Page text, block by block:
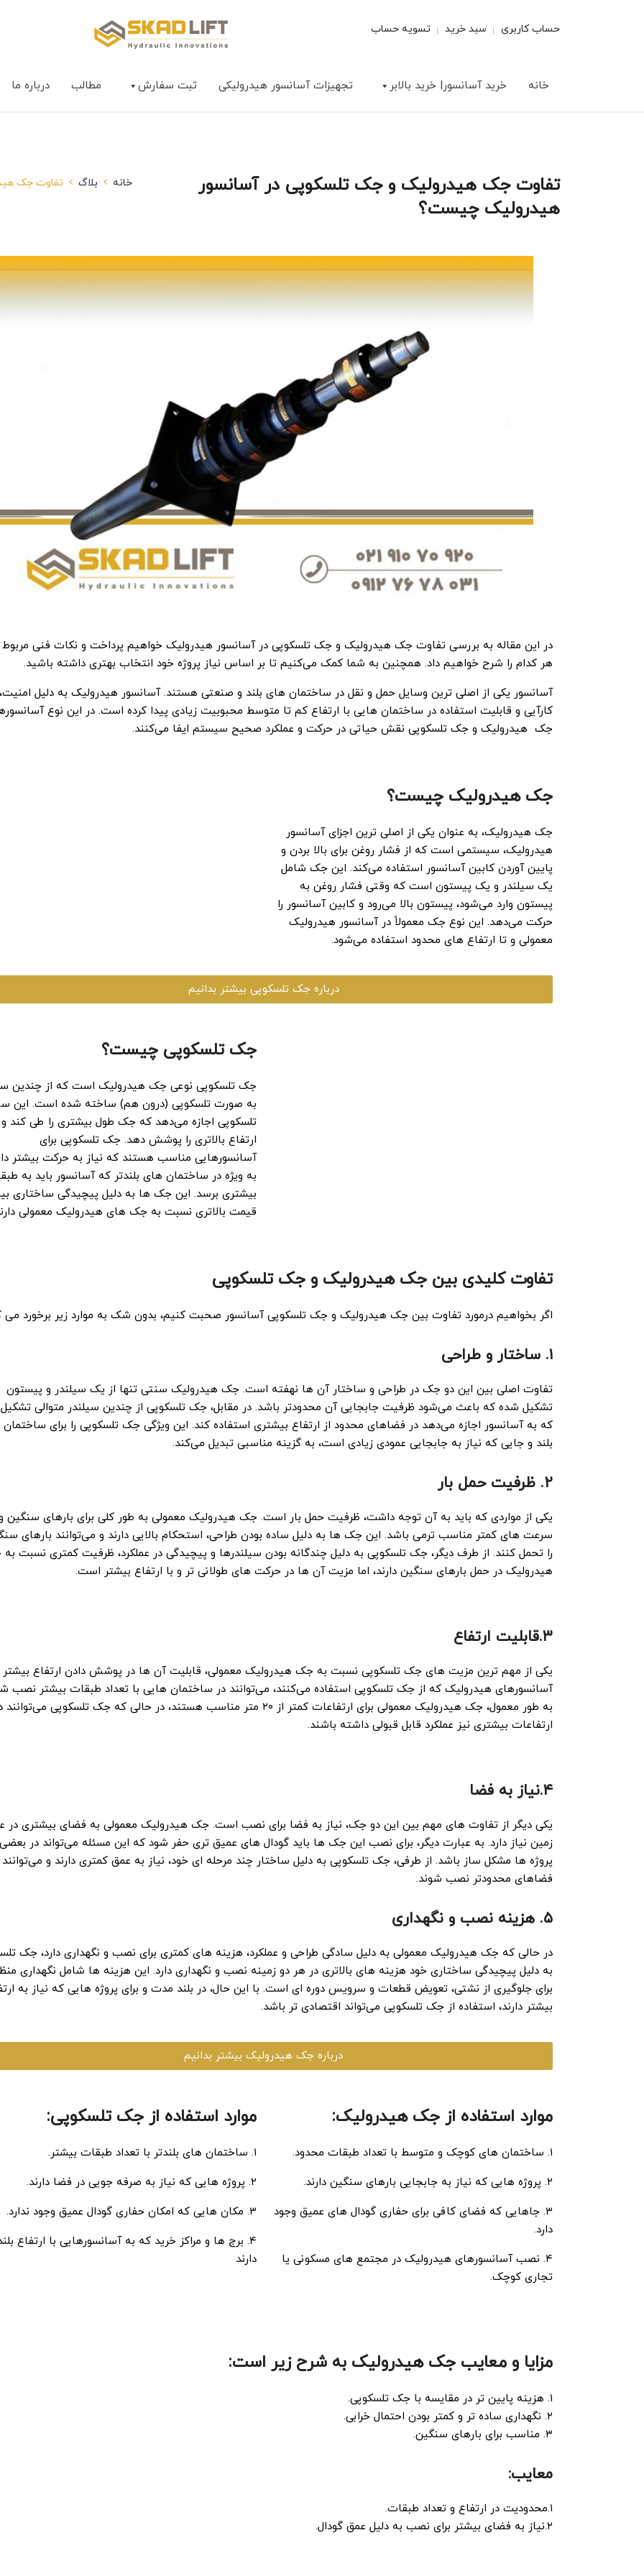
حساب کاربری سبد خرید تسویه حساب
خانه خرید آسانسور| خرید بالابر تجهیزات آسانسور هیدرولیکی ثبت سفارش مطالب درباره ما
تفاوت جک هیدرولیک و جک تلسکوپی در آسانسور
هیدرولیک چیست؟
خانه بلاگ تفاوت جک
در این مقاله به بررسی تفاوت‌ جک هیدرولیک و جک تلسکوپی در آسانسور هیدرولیک خواهیم پرداخت و نکات فنی مربوط
هر کدام را شرح خواهیم داد. همچنین به شما کمک می‌کنیم تا بر اساس نیاز پروژه خود انتخاب بهتری داشته باشید.
آسانسور یکی از اصلی ‌ترین وسایل حمل و نقل در ساختمان‌ های بلند و صنعتی هستند. آسانسور هیدرولیک به دلیل امنیت،
کارآیی و قابلیت استفاده در ساختمان ‌هایی با ارتفاع کم تا متوسط محبوبیت زیادی پیدا کرده ‌است. در این نوع
جک ‌ هیدرولیک و جک‌ تلسکوپی نقش حیاتی در حرکت و عملکرد صحیح سیستم ایفا می‌کنند.
جک هیدرولیک چیست؟
جک هیدرولیک، به عنوان یکی از اصلی ‌ترین اجزای آسانسور
هیدرولیک، سیستمی است که از فشار روغن برای بالا بردن و
پایین آوردن کابین آسانسور استفاده می‌کند. این جک شامل
یک سیلندر و یک پیستون است که وقتی فشار روغن به
پیستون وارد می‌شود، پیستون بالا می‌رود و کابین آسانسور را
حرکت می‌دهد. این نوع جک معمولاً در آسانسور هیدرولیک
معمولی و تا ارتفاع‌ های محدود استفاده می‌شود.
درباره جک تلسکوپی بیشتر بدانیم
جک تلسکوپی چیست؟
جک تلسکوپی نوعی جک هیدرولیک است که از چندین
به صورت تلسکوپی (درون هم) ساخته شده است. این
تلسکوپی اجازه می‌دهد که جک طول بیشتری را طی کند و
ارتفاع بالاتری را پوشش دهد. جک تلسکوپی برای
آسانسورهایی مناسب هستند که نیاز به حرکت بیشتر
به ویژه در ساختمان ‌های بلندتر که آسانسور باید به
بیشتری برسد. این جک‌ ها به دلیل پیچیدگی ساختاری
قیمت بالاتری نسبت به جک‌ های هیدرولیک معمولی
تفاوت کلیدی بین جک هیدرولیک و جک تلسکوپی
اگر بخواهیم درمورد تفاوت بین جک هیدرولیک و جک تلسکوپی آسانسور صحبت کنیم، بدون شک به موارد زیر برخورد می
۱. ساختار و طراحی
تفاوت اصلی بین این دو جک در طراحی و ساختار آن‌ ها نهفته است. جک‌ هیدرولیک سنتی تنها از یک سیلندر و پیستون
تشکیل شده که باعث می‌شود ظرفیت جابجایی آن‌ محدودتر باشد. در مقابل، جک تلسکوپی از چندین سیلندر متوالی
که به آسانسور اجازه می‌دهد در فضاهای محدود از ارتفاع بیشتری استفاده کند. این ویژگی جک ‌تلسکوپی را برای
بلند و جایی که نیاز به جابجایی عمودی زیادی است، به گزینه مناسبی تبدیل می‌کند.
۲. ظرفیت حمل بار
یکی از مواردی که باید به آن توجه داشت، ظرفیت حمل بار است. جک هیدرولیک معمولی به طور کلی برای بارهای سنگین
سرعت ‌های کمتر مناسب ‌ترمی باشد. این جک ‌ها به دلیل ساده بودن طراحی، استحکام بالایی دارند و می‌توانند بارهای
را تحمل کنند. از طرف دیگر، جک تلسکوپی به دلیل چندگانه بودن سیلندرها و پیچیدگی در عملکرد، ظرفیت کمتری نسبت
هیدرولیک در حمل بارهای سنگین دارند، اما مزیت آن‌ ها در حرکت‌ های طولانی‌ تر و با ارتفاع بیشتر است.
۳.قابلیت ارتفاع
یکی از مهم ‌ترین مزیت‌ های جک تلسکوپی نسبت به جک ‌هیدرولیک معمولی، قابلیت آن‌ ها در پوشش دادن ارتفاع
آسانسورهای هیدرولیک که از جک‌ تلسکوپی استفاده می‌کنند، می‌توانند در ساختمان ‌هایی با تعداد طبقات بیشتر نصب
به طور معمول، جک‌ هیدرولیک معمولی برای ارتفاعات کمتر از ۲۰ متر مناسب هستند، در حالی که جک‌ تلسکوپی
ارتفاعات بیشتری نیز عملکرد قابل قبولی داشته باشند.
۴.نیاز به فضا
یکی دیگر از تفاوت‌ های مهم بین این دو جک، نیاز به فضا برای نصب است. جک هیدرولیک معمولی به فضای بیشتری در
زمین نیاز دارد. به عبارت دیگر، برای نصب این جک ‌ها باید گودال ‌های عمیق ‌تری حفر شود که این مسئله می‌تواند در
پروژه ‌ها مشکل‌ ساز باشد. از طرفی، جک تلسکوپی به دلیل ساختار چند مرحله ‌ای خود، نیاز به عمق کمتری دارند و می‌توانند
فضاهای محدودتر نصب شوند.
۵. هزینه‌ نصب و نگهداری
در حالی که جک هیدرولیک معمولی به دلیل سادگی طراحی و عملکرد، هزینه ‌های کمتری برای نصب و نگهداری دارد، جک‌
به دلیل پیچیدگی ساختاری خود هزینه ‌های بالاتری در هر دو زمینه نصب و نگهداری دارد. این هزینه ‌ها شامل نگهداری
برای جلوگیری از نشتی، تعویض قطعات و سرویس دوره ‌ای است. با این حال، در بلند مدت و برای پروژه‌ هایی که نیاز به
بیشتر دارند، استفاده از جک‌ تلسکوپی می‌تواند اقتصادی ‌تر باشد.
درباره جک هیدرولیک بیشتر بدانیم
موارد استفاده از جک هیدرولیک:
۱. ساختمان ‌های کوچک و متوسط با تعداد طبقات محدود.
۲. پروژه‌ هایی که نیاز به جابجایی بارهای سنگین دارند.
۳. جاهایی که فضای کافی برای حفاری گودال‌ های عمیق وجود
دارد.
۴. نصب آسانسورهای هیدرولیک در مجتمع ‌های مسکونی یا
تجاری کوچک.
موارد استفاده از جک تلسکوپی:
۱. ساختمان ‌های بلندتر با تعداد طبقات بیشتر.
۲. پروژه ‌هایی که نیاز به صرفه‌ جویی در فضا دارند.
۳. مکان ‌هایی که امکان حفاری گودال عمیق وجود ندارد.
۴. برج ‌ها و مراکز خرید که به آسانسورهایی با ارتفاع
دارند
مزایا و معایب جک هیدرولیک به شرح زیر است:
۱. هزینه پایین ‌تر در مقایسه با جک تلسکوپی.
۲. نگهداری ساده ‌تر و کمتر بودن احتمال خرابی.
۳. مناسب برای بارهای سنگین.
معایب:
۱.محدودیت در ارتفاع و تعداد طبقات.
۲.نیاز به فضای بیشتر برای نصب به دلیل عمق گودال.